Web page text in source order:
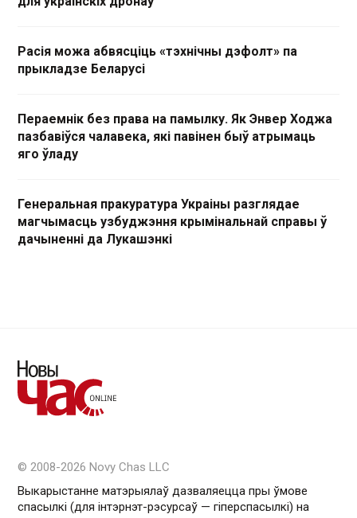
Расія можа абвясціць «тэхнічны дэфолт» па
прыкладзе Беларусі
Пераемнік без права на памылку. Як Энвер Ходжа
пазбавіўся чалавека, які павінен быў атрымаць
яго ўладу
Генеральная пракуратура Украіны разглядае
магчымасць узбуджэння крымінальнай справы ў
дачыненні да Лукашэнкі
© 2008-2026 Novy Chas LLC
Выкарыстанне матэрыялаў дазваляецца пры ўмове
спасылкі (для інтэрнэт-рэсурсаў — гiперспасылкi) на